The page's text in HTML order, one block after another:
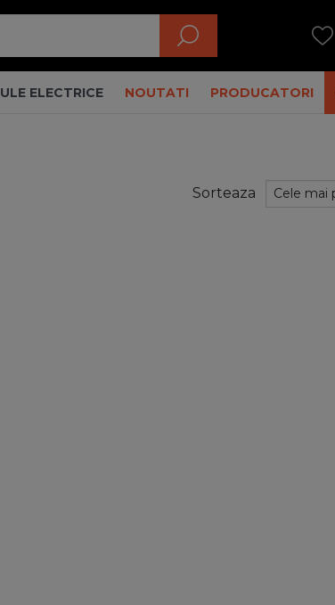
ELECTRICE NOUTATI PRODUCATORI
Sorteaza